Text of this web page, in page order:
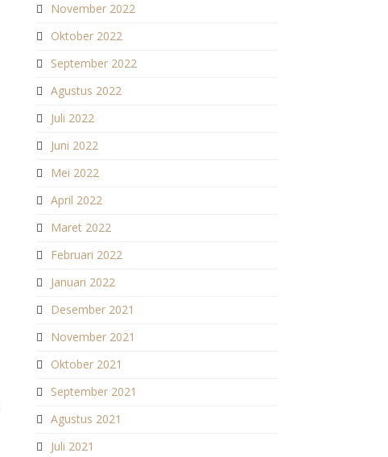
November 2022
Oktober 2022
September 2022
Agustus 2022
Juli 2022
Juni 2022
Mei 2022
April 2022
Maret 2022
Februari 2022
Januari 2022
Desember 2021
November 2021
Oktober 2021
September 2021
Agustus 2021
Juli 2021